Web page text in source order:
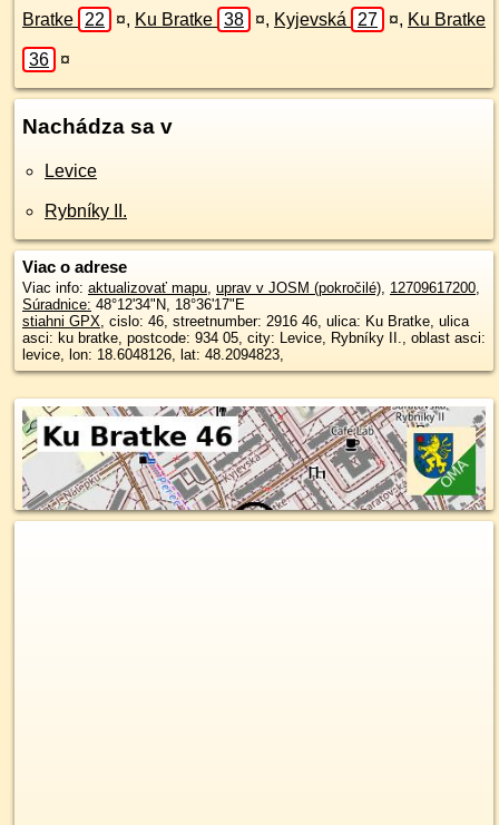
Bratke 22 ¤, Ku Bratke 38 ¤, Kyjevská 27 ¤, Ku Bratke
36 ¤
Nachádza sa v
Levice
Rybníky II.
Viac o adrese
Viac info: aktualizovať mapu, uprav v JOSM (pokročilé), 12709617200,
Súradnice: 48°12'34"N, 18°36'17"E
stiahni GPX, cislo: 46, streetnumber: 2916 46, ulica: Ku Bratke, ulica
asci: ku bratke, postcode: 934 05, city: Levice, Rybníky II., oblast asci:
levice, lon: 18.6048126, lat: 48.2094823,